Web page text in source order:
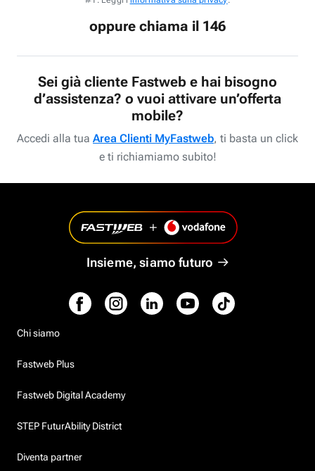
oppure chiama il 146
Sei già cliente Fastweb e hai bisogno
d’assistenza? o vuoi attivare un’offerta
mobile?
Accedi alla tua Area Clienti MyFastweb, ti basta un click
e ti richiamiamo subito!
Insieme, siamo futuro
Chi siamo
Fastweb Plus
Fastweb Digital Academy
STEP FuturAbility District
Diventa partner